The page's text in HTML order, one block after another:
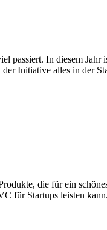
passiert. In diesem
Initiative alles in der
die für ein
für Startups leisten kann.